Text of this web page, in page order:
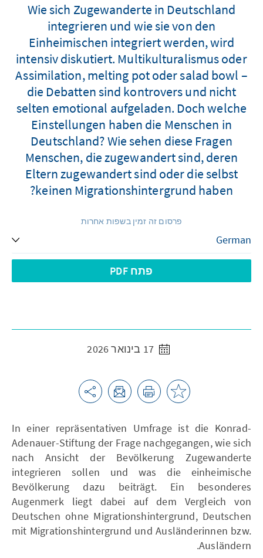
Wie sich Zugewanderte in Deutschland
integrieren und wie sie von den
Einheimischen integriert werden, wird
intensiv diskutiert. Multikulturalismus oder
Assimilation, melting pot oder salad bowl –
die Debatten sind kontrovers und nicht
selten emotional aufgeladen. Doch welche
Einstellungen haben die Menschen in
Deutschland? Wie sehen diese Fragen
Menschen, die zugewandert sind, deren
Eltern zugewandert sind oder die selbst
keinen Migrationshintergrund haben?
פרסום זה זמין בשפות אחרות
פתח PDF
In einer repräsentativen Umfrage ist die Konrad-
Adenauer-Stiftung der Frage nachgegangen, wie sich
nach Ansicht der Bevölkerung Zugewanderte
integrieren sollen und was die einheimische
Bevölkerung dazu beiträgt. Ein besonderes
Augenmerk liegt dabei auf dem Vergleich von
Deutschen ohne Migrationshintergrund, Deutschen
mit Migrationshintergrund und Ausländerinnen bzw.
Ausländern.